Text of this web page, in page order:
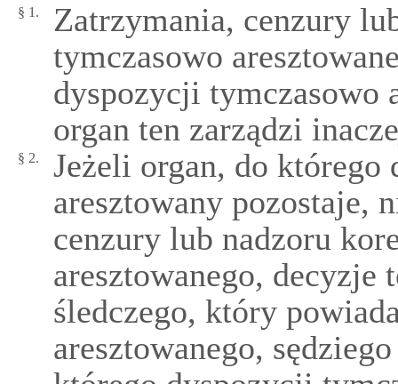
§ 1.
Zatrzymania, cenzury
tymczasowo
dyspozycji tymczasowo
organ ten zarządzi
§ 2.
Jeżeli organ, do
aresztowany pozostaje,
cenzury lub nadzoru
aresztowanego, decyzje
śledczego, który
aresztowanego,